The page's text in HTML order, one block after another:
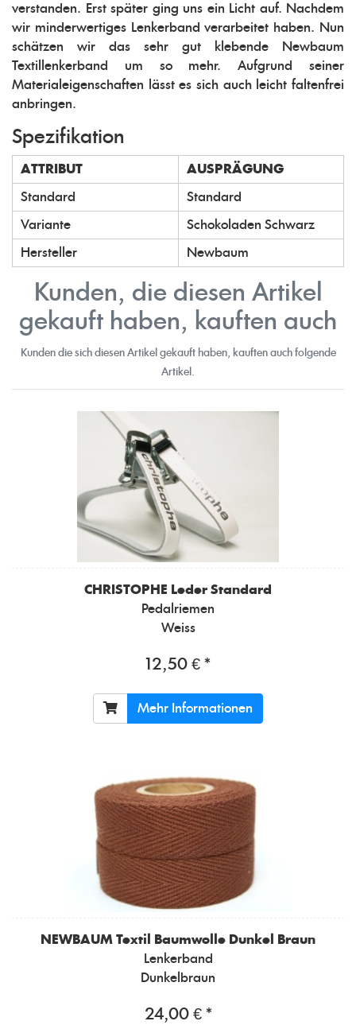
verstanden. Erst später ging uns ein Licht auf. Nachdem
wir minderwertiges Lenkerband verarbeitet haben. Nun
schätzen wir das sehr gut klebende Newbaum
Textillenkerband um so mehr. Aufgrund seiner
Materialeigenschaften lässt es sich auch leicht faltenfrei
anbringen.
Spezifikation
ATTRIBUT AUSPRÄGUNG
Standard Standard
Variante Schokoladen Schwarz
Hersteller Newbaum
Kunden, die diesen Artikel
gekauft haben, kauften auch
Kunden die sich diesen Artikel gekauft haben, kauften auch folgende
Artikel.
CHRISTOPHE Leder Standard
Pedalriemen
Weiss
12,50 € *
Mehr Informationen
NEWBAUM Textil Baumwolle Dunkel Braun
Lenkerband
Dunkelbraun
24,00 € *